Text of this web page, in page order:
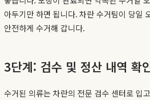
아두기만 하면 됩니다. 차란 수거팀이 당일
안전하게 수거해 갑니다.
3단계: 검수 및 정산 내역 확
수거된 의류는 차란의 전문 검수 센터로 입